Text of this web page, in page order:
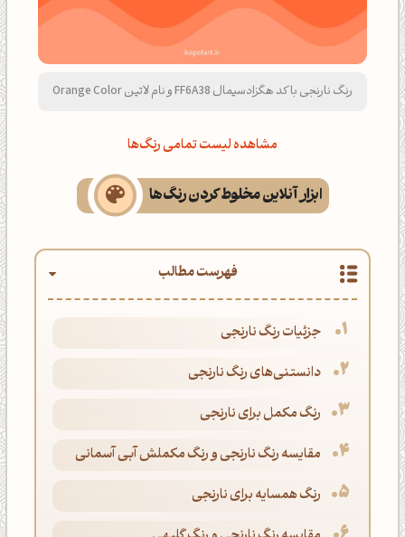
رنگ نارنجی با کد هگزادسیمال FF6A38 و نام لاتین Orange Color
مشاهده لیست تمامی رنگ‌ها
ابزار آنلاین مخلوط کردن رنگ‌ها
فهرست مطالب
جزئیات رنگ نارنجی
دانستنی‌های رنگ نارنجی
رنگ مکمل برای نارنجی
مقایسه رنگ نارنجی و رنگ مکملش آبی آسمانی
رنگ همسایه برای نارنجی